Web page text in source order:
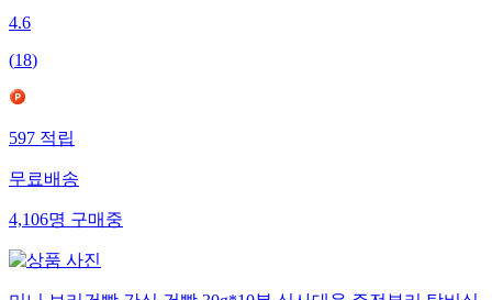
4.6
(18)
597적립
무료배송
4,106명구매중